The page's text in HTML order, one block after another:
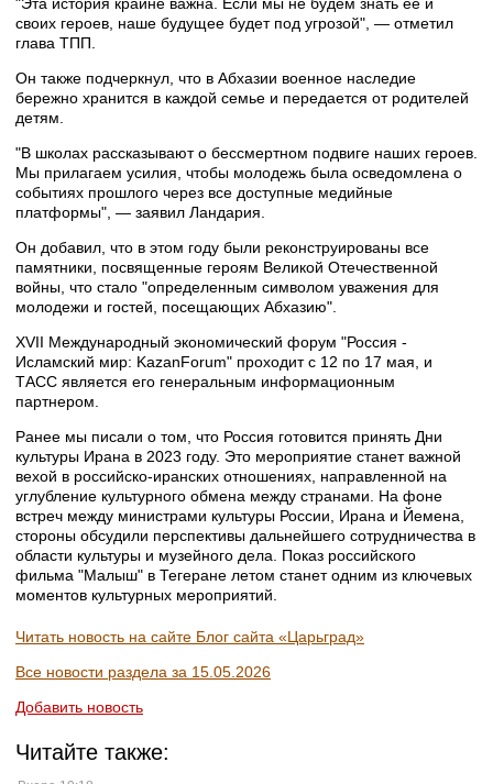
своих героев, наше будущее будет под угрозой", — отметил
глава ТПП.
Он также подчеркнул, что в Абхазии военное наследие
бережно хранится в каждой семье и передается от родителей
детям.
"В школах рассказывают о бессмертном подвиге наших героев.
Мы прилагаем усилия, чтобы молодежь была осведомлена о
событиях прошлого через все доступные медийные
платформы", — заявил Ландария.
Он добавил, что в этом году были реконструированы все
памятники, посвященные героям Великой Отечественной
войны, что стало "определенным символом уважения для
молодежи и гостей, посещающих Абхазию".
XVII Международный экономический форум "Россия -
Исламский мир: KazanForum" проходит с 12 по 17 мая, и
ТАСС является его генеральным информационным
партнером.
Ранее мы писали о том, что Россия готовится принять Дни
культуры Ирана в 2023 году. Это мероприятие станет важной
вехой в российско-иранских отношениях, направленной на
углубление культурного обмена между странами. На фоне
встреч между министрами культуры России, Ирана и Йемена,
стороны обсудили перспективы дальнейшего сотрудничества в
области культуры и музейного дела. Показ российского
фильма "Малыш" в Тегеране летом станет одним из ключевых
моментов культурных мероприятий.
Читать новость на сайте Блог сайта «Царьград»
Все новости раздела за 15.05.2026
Добавить новость
Читайте также: